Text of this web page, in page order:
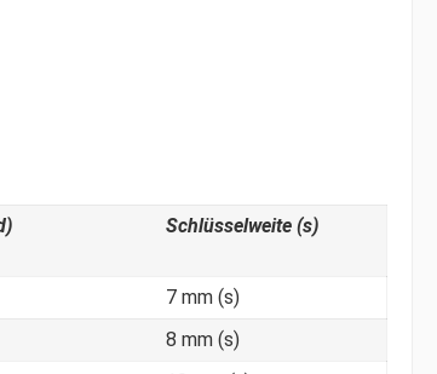
Schlüsselweite (s)
7 mm (s)
8 mm (s)